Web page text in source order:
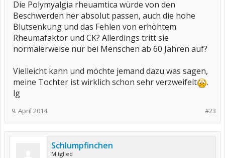
Die Polymyalgia rheuamtica würde von den
Beschwerden her absolut passen, auch die hohe
Blutsenkung und das Fehlen von erhöhtem
Rheumafaktor und CK? Allerdings tritt sie
normalerweise nur bei Menschen ab 60 Jahren auf?
Vielleicht kann und möchte jemand dazu was sagen,
meine Tochter ist wirklich schon sehr verzweifelt
.
lg
#23
9. April 2014
Schlumpfinchen
Mitglied